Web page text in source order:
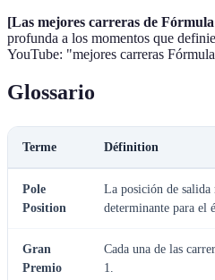
[Las mejores carreras de
profunda a los momentos que
YouTube: "mejores carreras
Glossario
Terme Définition
Pole
Position
La posición de salida
determinante para el
Gran
Premio
Cada una de las
1.